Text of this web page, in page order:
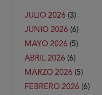
JULIO 2026 (3)
JUNIO 2026 (6)
MAYO 2026 (5)
ABRIL 2026 (6)
MARZO 2026 (5)
FEBRERO 2026 (6)